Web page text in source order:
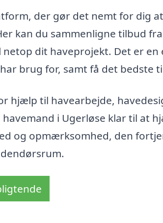
der gør det nemt for dig
kan du sammenligne tilbud
dit haveprojekt. Det er en
brug for, samt få det bedste
hjælp til havearbejde,
i Ugerløse klar til at
og opmærksomhed, den